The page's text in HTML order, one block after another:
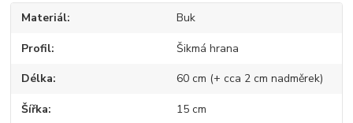
Materiál Buk
Profil Šikmá hrana
Délka 60 cm (+ cca 2 cm nadměrek)
Šířka 15 cm